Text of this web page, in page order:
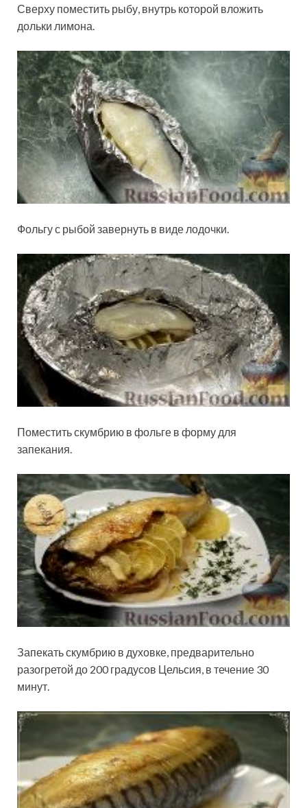
Сверху поместить рыбу, внутрь которой вложить
дольки лимона.
Фольгу с рыбой завернуть в виде лодочки.
Поместить скумбрию в фольге в форму для
запекания.
Запекать скумбрию в духовке, предварительно
разогретой до 200 градусов Цельсия, в течение 30
минут.